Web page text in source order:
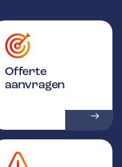
Offerte
aanvragen